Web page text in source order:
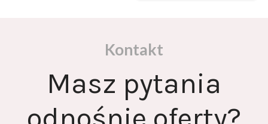
Masz pytania
odnośnie oferty?